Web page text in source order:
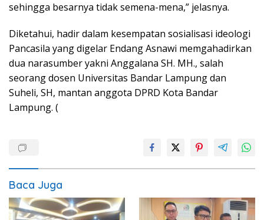
sehingga besarnya tidak semena-mena,” jelasnya.
Diketahui, hadir dalam kesempatan sosialisasi ideologi
Pancasila yang digelar Endang Asnawi memgahadirkan
dua narasumber yakni Anggalana SH. MH., salah
seorang dosen Universitas Bandar Lampung dan
Suheli, SH, mantan anggota DPRD Kota Bandar
Lampung. (
Baca Juga